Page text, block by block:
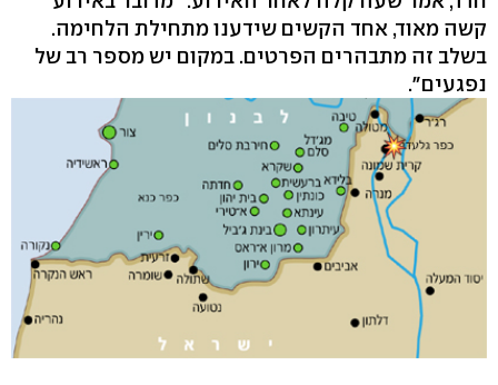
קשה מאוד, אחד הקשים שידענו מתחילת הלחימה.
בשלב זה מתבהרים הפרטים. במקום יש מספר רב של
נפגעים".